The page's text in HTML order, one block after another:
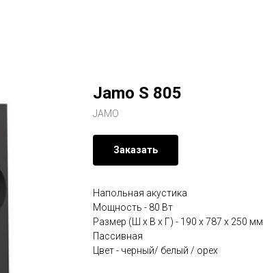
Jamo S 805
JAMO
Заказать
Напольная акустика
Мощность - 80 Вт
Размер (Ш х В х Г) - 190 x 787 x 250 мм
Пассивная
Цвет - черный/ белый / орех